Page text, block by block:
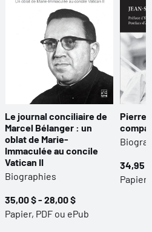
Le journal conciliaire de
Marcel Bélanger : un
oblat de Marie-
Immaculée au concile
Vatican II
Biographies
35,00 $ - 28,00 $
Papier, PDF ou ePub
Pierre
34,95
Papier,